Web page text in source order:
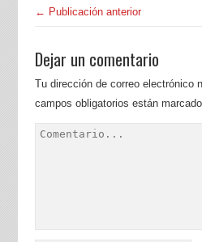
← Publicación anterior
Dejar un comentario
Tu dirección de correo electrónico
campos obligatorios están